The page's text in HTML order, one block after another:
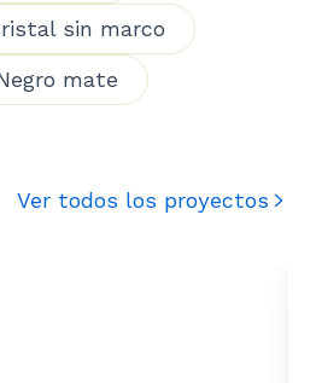
sin marco
mate
Ver todos los proyectos